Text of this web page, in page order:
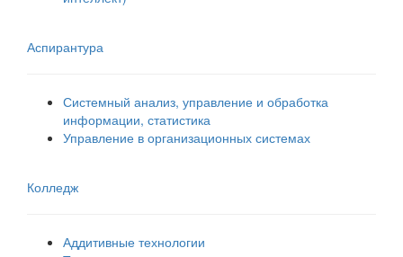
Аспирантура
Системный анализ, управление и обработка
информации, статистика
Управление в организационных системах
Колледж
Аддитивные технологии